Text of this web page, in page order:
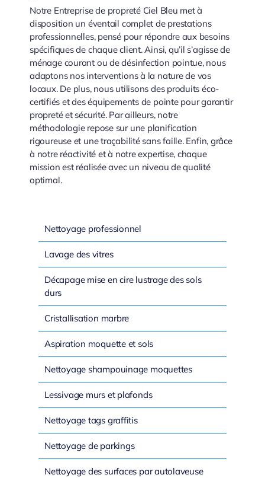
Notre Entreprise de propreté Ciel Bleu met à
disposition un éventail complet de prestations
professionnelles, pensé pour répondre aux besoins
spécifiques de chaque client. Ainsi, qu’il s’agisse de
ménage courant ou de désinfection pointue, nous
adaptons nos interventions à la nature de vos
locaux. De plus, nous utilisons des produits éco-
certifiés et des équipements de pointe pour garantir
propreté et sécurité. Par ailleurs, notre
méthodologie repose sur une planification
rigoureuse et une traçabilité sans faille. Enfin, grâce
à notre réactivité et à notre expertise, chaque
mission est réalisée avec un niveau de qualité
optimal.
Nettoyage professionnel
Lavage des vitres
Décapage mise en cire lustrage des sols
durs
Cristallisation marbre
Aspiration moquette et sols
Nettoyage shampouinage moquettes
Lessivage murs et plafonds
Nettoyage tags graffitis
Nettoyage de parkings
Nettoyage des surfaces par autolaveuse